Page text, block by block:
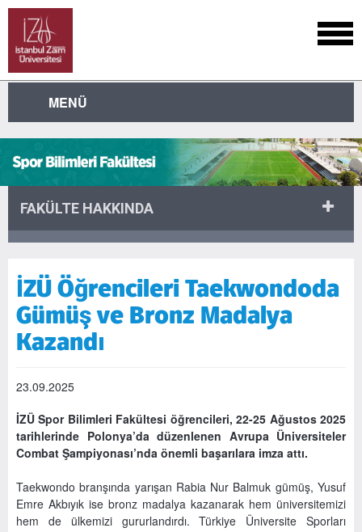
MENÜ
FAKÜLTE HAKKINDA
İZÜ Öğrencileri Taekwondoda
Gümüş ve Bronz Madalya
Kazandı
23.09.2025
İZÜ Spor Bilimleri Fakültesi öğrencileri, 22-25 Ağustos 2025
tarihlerinde Polonya’da düzenlenen Avrupa Üniversiteler
Combat Şampiyonası’nda önemli başarılara imza attı.
Taekwondo branşında yarışan Rabia Nur Balmuk gümüş, Yusuf
Emre Akbıyık ise bronz madalya kazanarak hem üniversitemizi
hem de ülkemizi gururlandırdı. Türkiye Üniversite Sporları